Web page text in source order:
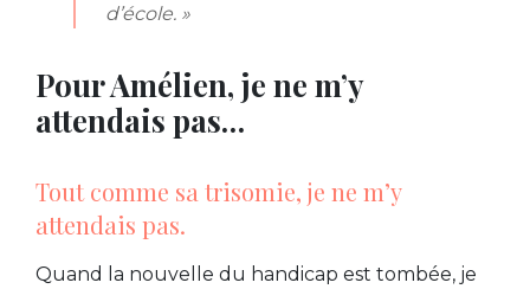
d’école. »
Pour Amélien, je ne m’y
attendais pas…
Tout comme sa trisomie, je ne m’y
attendais pas.
Quand la nouvelle du handicap est tombée, je